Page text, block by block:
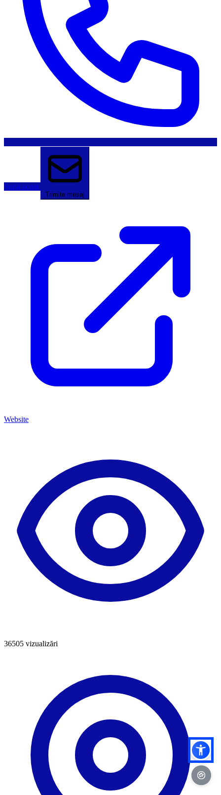
Sună acum
Trimite mesaj
Website
36505 vizualizări